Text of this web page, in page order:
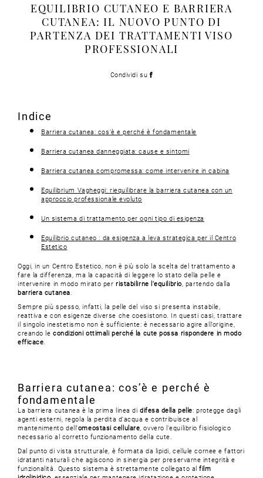
EQUILIBRIO CUTANEO E BARRIERA
CUTANEA: IL NUOVO PUNTO DI
PARTENZA DEI TRATTAMENTI VISO
PROFESSIONALI
Condividi su
Indice
Barriera cutanea: cos’è e perché è fondamentale
Barriera cutanea danneggiata: cause e sintomi
Barriera cutanea compromessa: come intervenire in cabina
Equilibrium Vagheggi: riequilibrare la barriera cutanea con un
approccio professionale evoluto
Un sistema di trattamento per ogni tipo di esigenza
Equilibrio cutaneo : da esigenza a leva strategica per il Centro
Estetico
Oggi, in un Centro Estetico, non è più solo la scelta del trattamento a
fare la differenza, ma la capacità di leggere lo stato della pelle e
intervenire in modo mirato perristabilirne l’equilibrio, partendo dalla
barriera cutanea.
Sempre più spesso, infatti, la pelle del viso si presenta instabile,
reattiva e con esigenze diverse che coesistono. In questi casi, trattare
il singolo inestetismo non è sufficiente: è necessario agire all’origine,
creando lecondizioni ottimali perché la cute possa rispondere in modo
efficace.
Barriera cutanea: cos’è e perché è
fondamentale
La barriera cutanea è la prima linea di difesa della pelle: protegge dagli
agenti esterni, regola la perdita d’acqua e contribuisce al
mantenimento dell’omeostasi cellulare, ovvero l’equilibrio fisiologico
necessario al corretto funzionamento della cute.
Dal punto di vista strutturale, è formata da lipidi, cellule cornee e fattori
idratanti naturali che agiscono in sinergia per preservarne integrità e
funzionalità. Questo sistema è strettamente collegato alfilm